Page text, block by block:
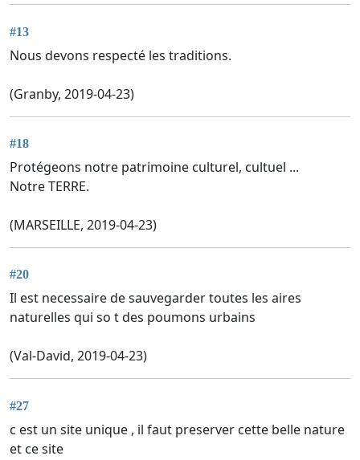
#13
Nous devons respecté les traditions.
(Granby, 2019-04-23)
#18
Protégeons notre patrimoine culturel, cultuel ...
Notre TERRE.
(MARSEILLE, 2019-04-23)
#20
Il est necessaire de sauvegarder toutes les aires
naturelles qui so t des poumons urbains
(Val-David, 2019-04-23)
#27
c est un site unique , il faut preserver cette belle nature
et ce site